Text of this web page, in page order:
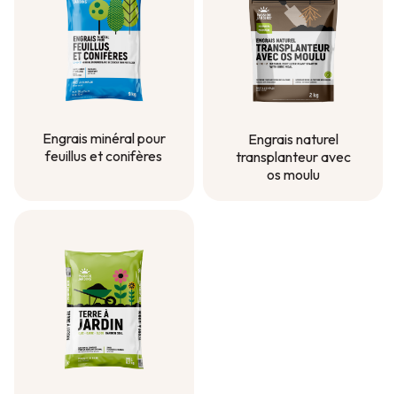
Engrais minéral pour
feuillus et conifères
Engrais naturel
transplanteur avec
os moulu